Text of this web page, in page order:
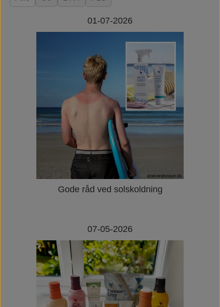
01-07-2026
Gode råd ved solskoldning
07-05-2026